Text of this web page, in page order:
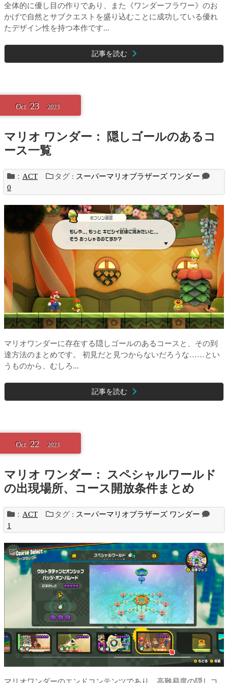
全体的に優し目の作りであり、また《ワンダーフラワー》のお
かげで自然とサブクエストを盛り込むことに成功している優れ
たデザイン性を持つ本作です...
記事を読む
Oct. 23 2023
マリオ ワンダー： 隠しゴールのあるコ
ース一覧
： ACT タグ : スーパーマリオブラザーズ ワンダー
0
マリオワンダーに存在する隠しゴールのあるコースと、その到
達方法のまとめです。 初見だと見つからないだろうな……とい
うものから、むしろ...
記事を読む
Oct. 22 2023
マリオ ワンダー： スペシャルワールド
の出現場所、コース開放条件まとめ
： ACT タグ : スーパーマリオブラザーズ ワンダー
1